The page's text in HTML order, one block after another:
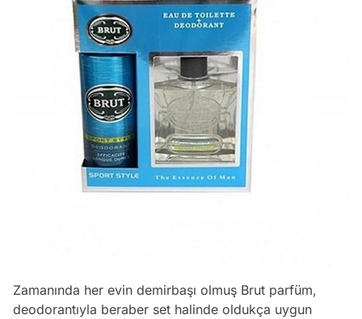
Zamanında her evin demirbaşı olmuş Brut parfüm,
deodorantıyla beraber set halinde oldukça uygun